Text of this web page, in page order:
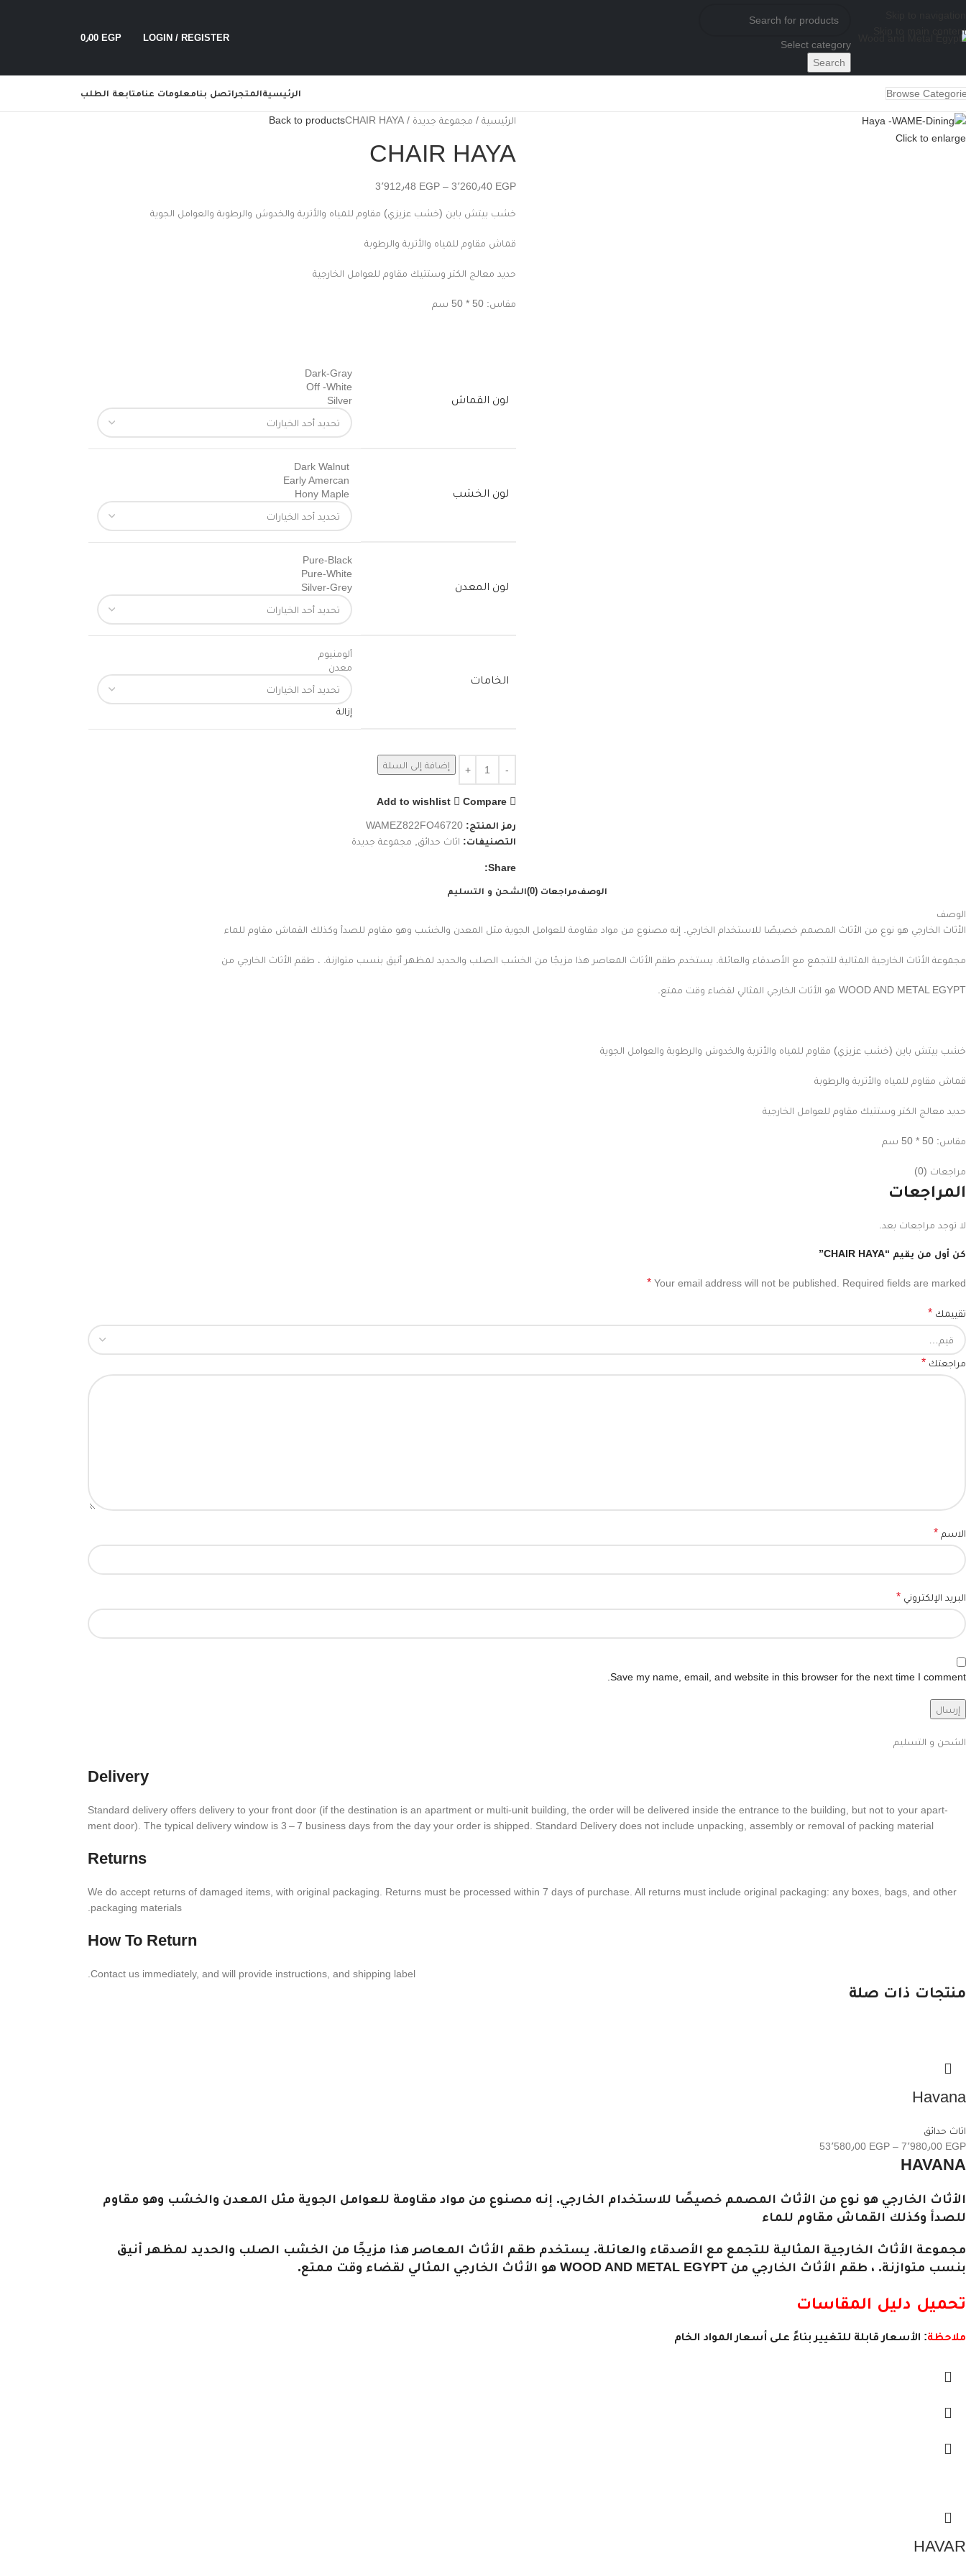
Skip to main content
Select category
Search
LOGIN / REGISTER 0٫00 EGP
Browse الرئيسيةالمتجر اتصل بنامعلومات عنامتابعة الطلب
Click to enlarge
الرئيسية مجموعة جديدة CHAIR HAYA
Back to products
CHAIR HAYA
3٬260٫40 EGP
– 3٬912٫48 EGP
خشب بيتش باين (خشب عزيزي) مقاوم للمياه والأتربة والخدوش والرطوبة والعوامل الجوية
قماش مقاوم للمياه والأتربة والرطوبة
حديد معالج الكتر وستتيك مقاوم للعوامل الخارجية
مقاس: 50 * 50 سم
لون القماش
Dark-Gray
Off -White
Silver
لون الخشب
Dark Walnut
Early Amercan
Hony Maple
لون المعدن
Pure-Black
Pure-White
Silver-Grey
الخامات
ألومنيوم
معدن
إزالة
إضافة إلى السلة
Compare
Add to wishlist
رمز المنتج: WAMEZ822FO46720
التصنيفات: اثاث حدائق مجموعة جديدة
Share:
الوصفمراجعات (0) الشحن و التسليم
الوصف
الأثاث الخارجي هو نوع من الأثاث المصمم خصيصًا للاستخدام الخارجي. إنه مصنوع من مواد مقاومة للعوامل الجوية مثل المعدن والخشب وهو مقاوم للصدأ وكذلك القماش مقاوم للماء
مجموعة الأثاث الخارجية المثالية للتجمع مع الأصدقاء والعائلة. يستخدم طقم الأثاث المعاصر هذا مزيجًا من الخشب الصلب والحديد لمظهر أنيق بنسب متوازنة. ، طقم الأثاث الخارجي من
WOOD AND METAL EGYPT هو الأثاث الخارجي المثالي لقضاء وقت ممتع.
خشب بيتش باين (خشب عزيزي) مقاوم للمياه والأتربة والخدوش والرطوبة والعوامل الجوية
قماش مقاوم للمياه والأتربة والرطوبة
حديد معالج الكتر وستتيك مقاوم للعوامل الخارجية
مقاس: 50 * 50 سم
مراجعات (0)
المراجعات
لا توجد مراجعات بعد.
كن أول من يقيم “CHAIR HAYA”
Your email address will not be published. Required fields are marked
*
تقييمك *
مراجعتك *
الاسم *
البريد الإلكتروني *
Save my name, email, and website in this browser for the next time I comment.
الشحن و التسليم
Delivery
Stan­dard deliv­ery offers deliv­ery to your front door (if the desti­na­tion is an apart­ment or multi-unit build­ing, the order will be deliv­ered inside the entrance to the build­ing, but not to your apart­
ment door). The typical deliv­ery window is 3 – 7 busi­ness days from the day your order is shipped. Stan­dard Deliv­ery does not include unpack­ing, assem­bly or removal of packing material
Returns
We do accept returns of damaged items, with orig­i­nal pack­ag­ing. Returns must be processed within 7 days of purchase. All returns must include orig­i­nal pack­ag­ing: any boxes, bags, and other
packaging materials.
How To Return
Contact us imme­di­ately, and will provide instruc­tions, and shipping label.
منتجات ذات صلة
Havana
اثاث حدائق
7٬980٫00 EGP
– 53٬580٫00 EGP
HAVANA
الأثاث الخارجي هو نوع من الأثاث المصمم خصيصًا للاستخدام الخارجي. إنه مصنوع من مواد مقاومة للعوامل الجوية مثل المعدن والخشب وهو مقاوم
للصدأ وكذلك القماش مقاوم للماء
مجموعة الأثاث الخارجية المثالية للتجمع مع الأصدقاء والعائلة. يستخدم طقم الأثاث المعاصر هذا مزيجًا من الخشب الصلب والحديد لمظهر أنيق
بنسب متوازنة. ، طقم الأثاث الخارجي من WOOD AND METAL EGYPT هو الأثاث الخارجي المثالي لقضاء وقت ممتع.
تحميل دليل المقاسات
ملاحظة: الأسعار قابلة للتغيير بناءً على أسعار المواد الخام
HAVAR